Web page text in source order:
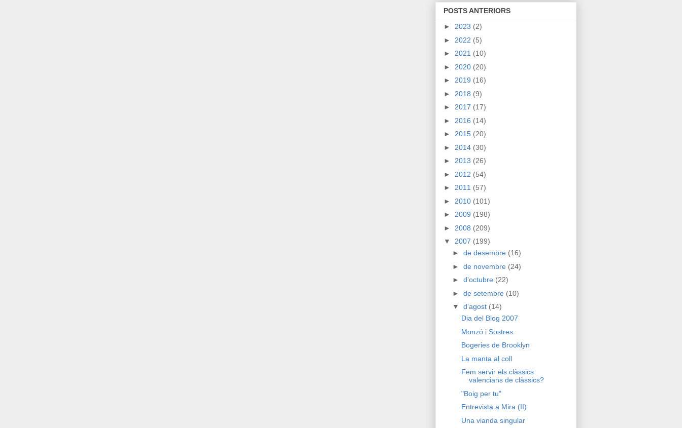
POSTS ANTERIORS
► 2023 (2)
► 2022 (5)
► 2021 (10)
► 2020 (20)
► 2019 (16)
► 2018 (9)
► 2017 (17)
► 2016 (14)
► 2015 (20)
► 2014 (30)
► 2013 (26)
► 2012 (54)
► 2011 (57)
► 2010 (101)
► 2009 (198)
► 2008 (209)
▼ 2007 (199)
► de desembre (16)
► de novembre (24)
► d’octubre (22)
► de setembre (10)
▼ d’agost (14)
Dia del Blog 2007
Monzó i Sostres
Bogeries de Brooklyn
La manta al coll
Fem servir els clàssics
valencians de clàssics?
"Boig per tu"
Entrevista a Mira (II)
Una vianda singular